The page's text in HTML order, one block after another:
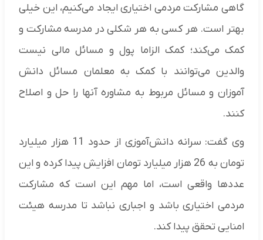
گاهی مشارکت مردمی اختیاری ایجاد می‌کنیم، این خیلی
بهتر است. هر کسی به هر شکلی در مدرسه مشارکت و
کمک می‌کند؛ کمک الزاما پول و مسائل مالی نیست
والدین می‌توانند با کمک به معلمان مسائل دانش
آموزان و مسائل مربوط به مشاوره آنها را حل و اصلاح
کنند.
وی گفت: سرانه دانش‌آموزی از حدود 11 هزار میلیارد
تومان به 26 هزار میلیارد تومان افزایش پیدا کرده و این
عدد‌ها واقعی است، اما مهم این است که مشارکت
مردمی اختیاری باشد و اجباری نباشد تا مدرسه هیئت
امنایی تحقق پیدا کند.